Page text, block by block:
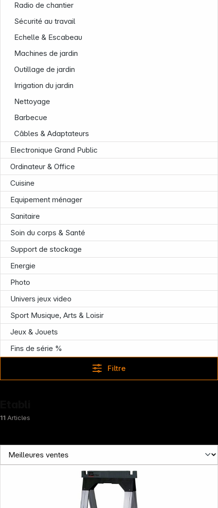
Radio de chantier
Sécurité au travail
Echelle & Escabeau
Machines de jardin
Outillage de jardin
Irrigation du jardin
Nettoyage
Barbecue
Câbles & Adaptateurs
Electronique Grand Public
Ordinateur & Office
Cuisine
Equipement ménager
Sanitaire
Soin du corps & Santé
Support de stockage
Energie
Photo
Univers jeux video
Sport Musique, Arts & Loisir
Jeux & Jouets
Fins de série %
Filtre
11 Articles
News